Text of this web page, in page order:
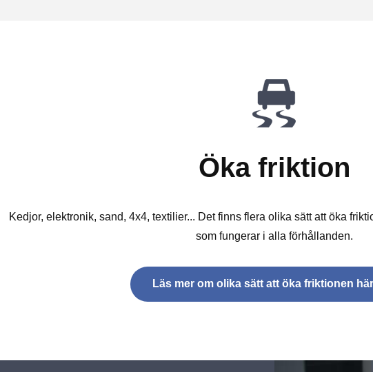
Öka friktion
Kedjor, elektronik, sand, 4x4, textilier... Det finns flera olika sätt att öka
som fungerar i alla förhållanden.
Läs mer om olika sätt att öka friktionen här